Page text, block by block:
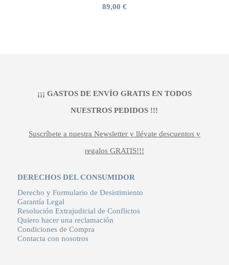
89,00 €
¡¡¡ GASTOS DE ENVÍO GRATIS EN TODOS
NUESTROS PEDIDOS !!!
Suscríbete a nuestra Newsletter y llévate descuentos y
regalos GRATIS!!!
DERECHOS DEL CONSUMIDOR
Derecho y Formulario de Desistimiento
Garantía Legal
Resolución Extrajudicial de Conflictos
Quiero hacer una reclamación
Condiciones de Compra
Contacta con nosotros